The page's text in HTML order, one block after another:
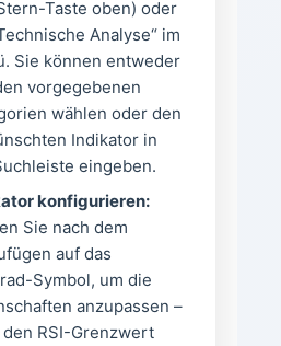
Taste oben) oder
Analyse“ im
Sie können entweder
vorgegebenen
wählen oder den
Indikator in
eingeben.
konfigurieren:
Sie nach dem
auf das
Symbol, um die
anzupassen –
RSI-Grenzwert